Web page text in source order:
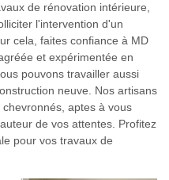
de rénovation intérieure,
l'intervention d'un
cela, faites confiance à MD
et expérimentée en
pouvons travailler aussi
neuve. Nos artisans
aptes à vous
de vos attentes. Profitez
pour vos travaux de